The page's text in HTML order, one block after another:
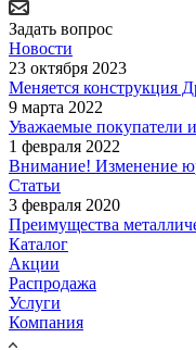
Задать вопрос
Новости
23 октября 2023
Меняется конструкция
9 марта 2022
Уважаемые покупатели
1 февраля 2022
Внимание! Изменение
Статьи
3 февраля 2020
Преимущества
Каталог
Акции
Распродажа
Услуги
Компания